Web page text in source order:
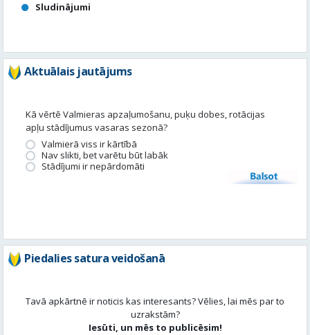
Sludinājumi
Aktuālais jautājums
Kā vērtē Valmieras apzaļumošanu, puķu dobes, rotācijas
apļu stādījumus vasaras sezonā?
Valmierā viss ir kārtībā
Nav slikti, bet varētu būt labāk
Stādījumi ir nepārdomāti
Balsot
Piedalies satura veidošanā
Tavā apkārtnē ir noticis kas interesants? Vēlies, lai mēs par to
uzrakstām?
Iesūti, un mēs to publicēsim!